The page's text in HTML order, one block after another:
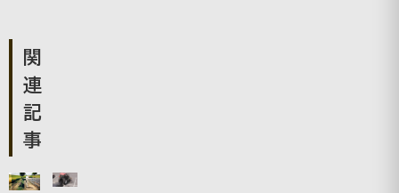
関
連
記
事